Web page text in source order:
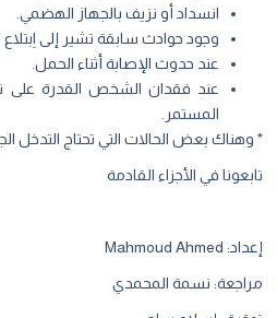
انسداد أو نزيف بالجهاز الهضمي.
وجود حوادث سابقة تشير إلى
عند حدوث الإصابة أثناء الحمل.
عند فقدان الشخص القدرة على
المستمر.
* وهناك بعض الحالات التي تحتاج التدخل
تابعونا في الأجزاء القادمة
إعداد: Mahmoud Ahmed
مراجعة: نسمة المحمدي